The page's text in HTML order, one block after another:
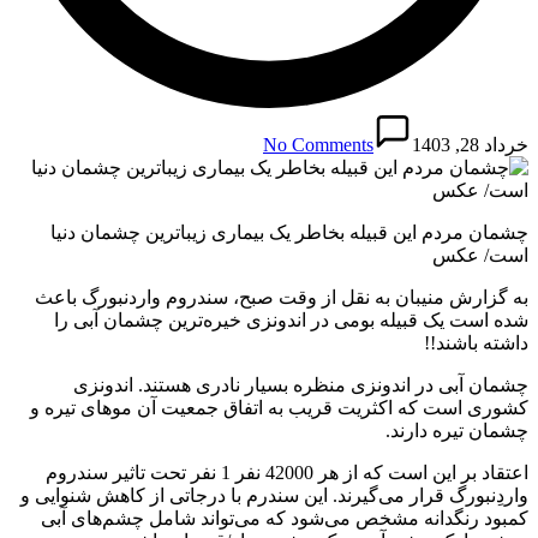
خرداد 28, 1403 No Comments
چشمان مردم این قبیله بخاطر یک بیماری زیباترین چشمان دنیا
است/ عکس
به گزارش منیبان به نقل از وقت صبح، سندروم واردنبورگ باعث
شده است یک قبیله بومی در اندونزی خیره‌ترین چشمان آبی را
داشته باشند!!
چشمان آبی در اندونزی منظره بسیار نادری هستند. اندونزی
کشوری است که اکثریت قریب به اتفاق جمعیت آن موهای تیره و
چشمان تیره دارند.
اعتقاد بر این است که از هر 42000 نفر 1 نفر تحت تاثیر سندروم
واردِنبورگ قرار می‌گیرند. این سندرم با درجاتی از کاهش شنوایی و
کمبود رنگدانه مشخص می‌شود که می‌تواند شامل چشم‌های آبی